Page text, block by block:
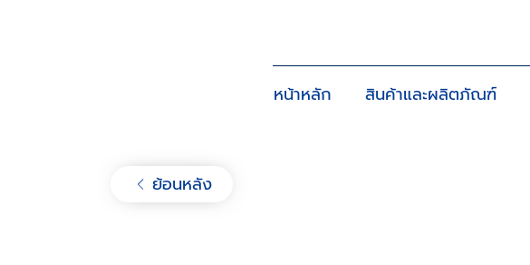
หน้าหลัก สินค้าและผลิตภัณฑ์
ย้อนหลัง